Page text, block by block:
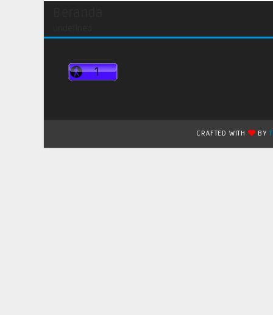
CRAFTED WITH BY